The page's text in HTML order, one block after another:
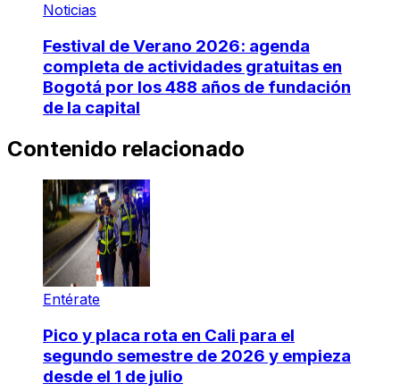
Noticias
Festival de Verano 2026: agenda
completa de actividades gratuitas en
Bogotá por los 488 años de fundación
de la capital
Contenido relacionado
Entérate
Pico y placa rota en Cali para el
segundo semestre de 2026 y empieza
desde el 1 de julio